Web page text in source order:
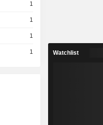
1
1
1
1 Watchlist